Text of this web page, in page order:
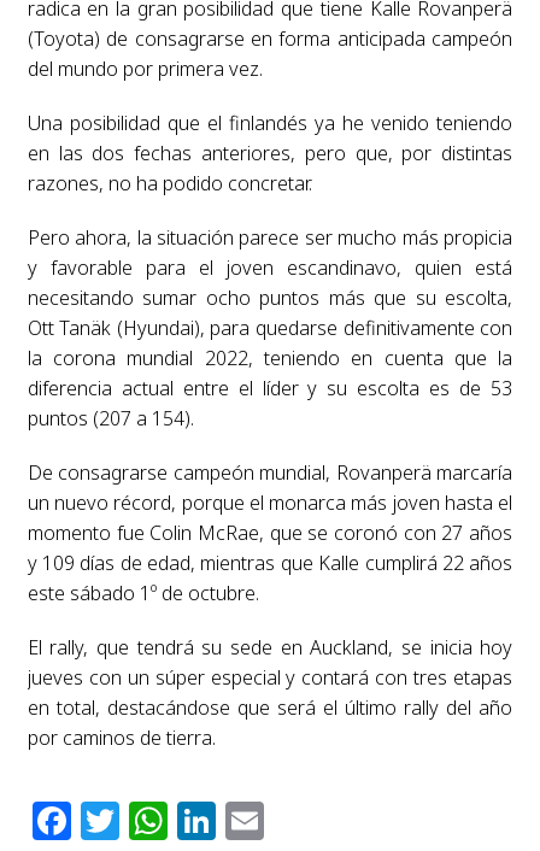
radica en la gran posibilidad que tiene Kalle Rovanperä
(Toyota) de consagrarse en forma anticipada campeón
del mundo por primera vez.
Una posibilidad que el finlandés ya he venido teniendo
en las dos fechas anteriores, pero que, por distintas
razones, no ha podido concretar.
Pero ahora, la situación parece ser mucho más propicia
y favorable para el joven escandinavo, quien está
necesitando sumar ocho puntos más que su escolta,
Ott Tanäk (Hyundai), para quedarse definitivamente con
la corona mundial 2022, teniendo en cuenta que la
diferencia actual entre el líder y su escolta es de 53
puntos (207 a 154).
De consagrarse campeón mundial, Rovanperä marcaría
un nuevo récord, porque el monarca más joven hasta el
momento fue Colin McRae, que se coronó con 27 años
y 109 días de edad, mientras que Kalle cumplirá 22 años
este sábado 1º de octubre.
El rally, que tendrá su sede en Auckland, se inicia hoy
jueves con un súper especial y contará con tres etapas
en total, destacándose que será el último rally del año
por caminos de tierra.
Facebook
Twitter
WhatsApp
LinkedIn
Email